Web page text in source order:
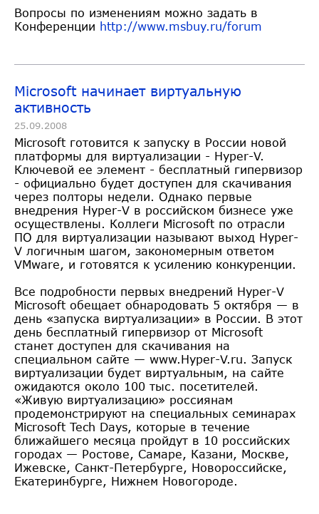
Вопросы по изменениям можно задать в
Конференции http://www.msbuy.ru/forum
Microsoft начинает виртуальную
активность
25.09.2008
Microsoft готовится к запуску в России новой
платформы для виртуализации - Hyper-V.
Ключевой ее элемент - бесплатный гипервизор
- официально будет доступен для скачивания
через полторы недели. Однако первые
внедрения Hyper-V в российском бизнесе уже
осуществлены. Коллеги Microsoft по отрасли
ПО для виртуализации называют выход Hyper-
V логичным шагом, закономерным ответом
VMware, и готовятся к усилению конкуренции.
Все подробности первых внедрений Hyper-V
Microsoft обещает обнародовать 5 октября — в
день «запуска виртуализации» в России. В этот
день бесплатный гипервизор от Microsoft
станет доступен для скачивания на
специальном сайте — www.Hyper-V.ru. Запуск
виртуализации будет виртуальным, на сайте
ожидаются около 100 тыс. посетителей.
«Живую виртуализацию» россиянам
продемонстрируют на специальных семинарах
Microsoft Tech Days, которые в течение
ближайшего месяца пройдут в 10 российских
городах — Ростове, Самаре, Казани, Москве,
Ижевске, Санкт-Петербурге, Новороссийске,
Екатеринбурге, Нижнем Новогороде.